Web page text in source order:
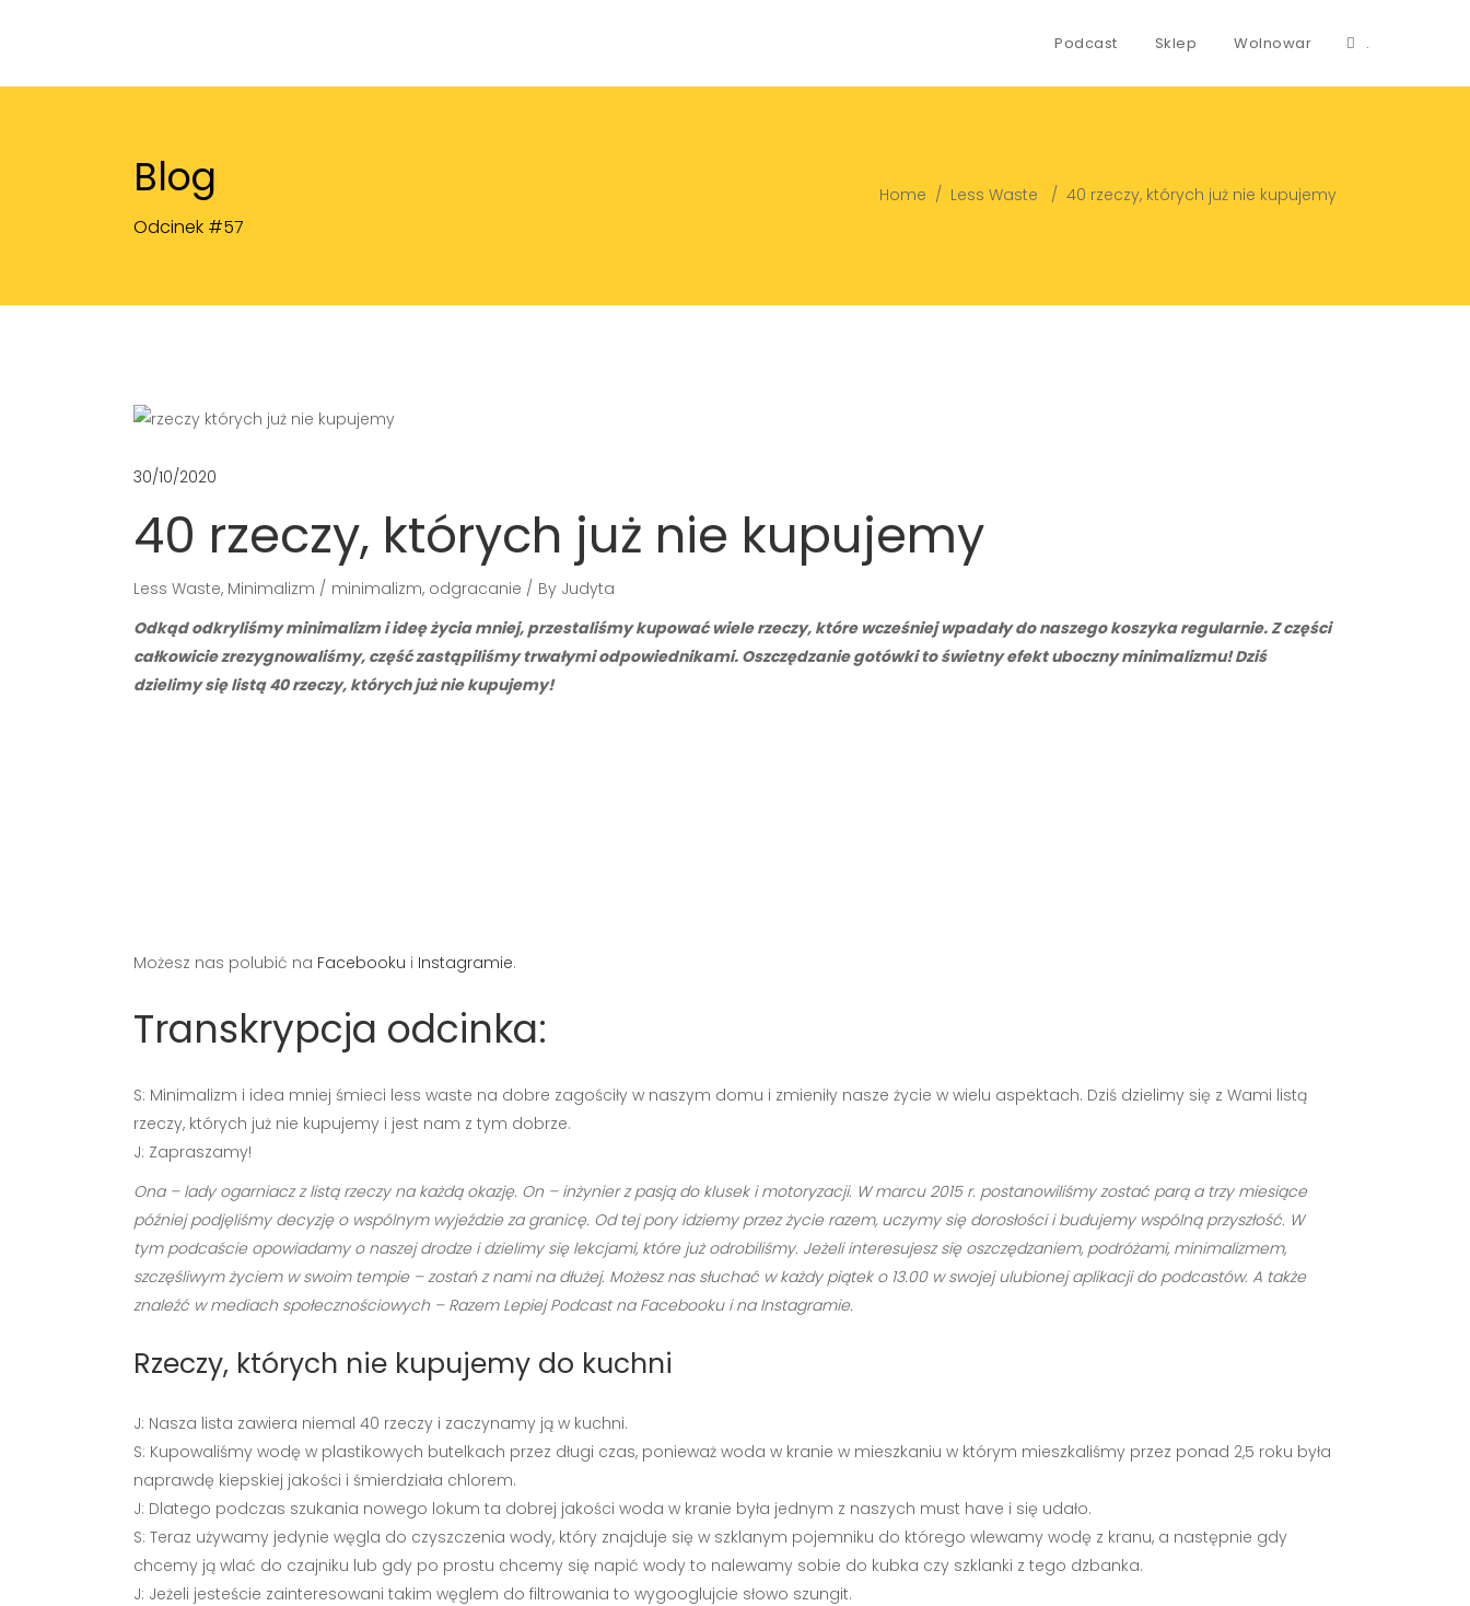
Podcast Sklep Wolnowar .
Blog
Odcinek #57
Home / Less Waste / 40 rzeczy, których już nie kupujemy
30/10/2020
40 rzeczy, których już nie kupujemy
Less Waste, Minimalizm minimalizm, odgracanie By Judyta
Odkąd odkryliśmy minimalizm i ideę życia mniej, przestaliśmy kupować wiele rzeczy, które wcześniej wpadały do naszego koszyka regularnie. Z części
całkowicie zrezygnowaliśmy, część zastąpiliśmy trwałymi odpowiednikami. Oszczędzanie gotówki to świetny efekt uboczny minimalizmu! Dziś
dzielimy się listą 40 rzeczy, których już nie kupujemy!
Możesz nas polubić na Facebooku i Instagramie.
Transkrypcja odcinka:
S: Minimalizm i idea mniej śmieci less waste na dobre zagościły w naszym domu i zmieniły nasze życie w wielu aspektach. Dziś dzielimy się z Wami listą
rzeczy, których już nie kupujemy i jest nam z tym dobrze.
J: Zapraszamy!
Ona – lady ogarniacz z listą rzeczy na każdą okazję. On – inżynier z pasją do klusek i motoryzacji. W marcu 2015 r. postanowiliśmy zostać parą a trzy miesiące
później podjęliśmy decyzję o wspólnym wyjeździe za granicę. Od tej pory idziemy przez życie razem, uczymy się dorosłości i budujemy wspólną przyszłość. W
tym podcaście opowiadamy o naszej drodze i dzielimy się lekcjami, które już odrobiliśmy. Jeżeli interesujesz się oszczędzaniem, podróżami, minimalizmem,
szczęśliwym życiem w swoim tempie – zostań z nami na dłużej. Możesz nas słuchać w każdy piątek o 13.00 w swojej ulubionej aplikacji do podcastów. A także
znaleźć w mediach społecznościowych – Razem Lepiej Podcast na Facebooku i na Instagramie.
Rzeczy, których nie kupujemy do kuchni
J: Nasza lista zawiera niemal 40 rzeczy i zaczynamy ją w kuchni.
S: Kupowaliśmy wodę w plastikowych butelkach przez długi czas, ponieważ woda w kranie w mieszkaniu w którym mieszkaliśmy przez ponad 2,5 roku była
naprawdę kiepskiej jakości i śmierdziała chlorem.
J: Dlatego podczas szukania nowego lokum ta dobrej jakości woda w kranie była jednym z naszych must have i się udało.
S: Teraz używamy jedynie węgla do czyszczenia wody, który znajduje się w szklanym pojemniku do którego wlewamy wodę z kranu, a następnie gdy
chcemy ją wlać do czajniku lub gdy po prostu chcemy się napić wody to nalewamy sobie do kubka czy szklanki z tego dzbanka.
J: Jeżeli jesteście zainteresowani takim węglem do filtrowania to wygooglujcie słowo szungit.